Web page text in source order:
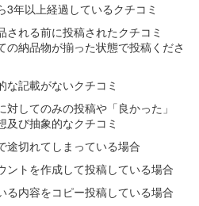
3年以上経過しているクチコミ
される前に投稿されたクチコミ
の納品物が揃った状態で投稿くださ
な記載がないクチコミ
対してのみの投稿や「良かった」
及び抽象的なクチコミ
途切れてしまっている場合
ントを作成して投稿している場合
る内容をコピー投稿している場合